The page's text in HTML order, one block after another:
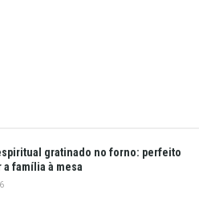
gratinado no forno: perfeito
a família à mesa